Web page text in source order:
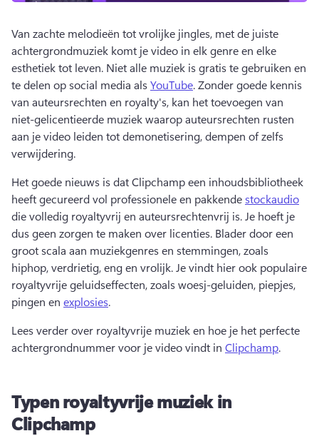
Van zachte melodieën tot vrolijke jingles, met de juiste
achtergrondmuziek komt je video in elk genre en elke
esthetiek tot leven. Niet alle muziek is gratis te gebruiken en
te delen op social media als YouTube. Zonder goede kennis
van auteursrechten en royalty's, kan het toevoegen van
niet-gelicentieerde muziek waarop auteursrechten rusten
aan je video leiden tot demonetisering, dempen of zelfs
verwijdering.
Het goede nieuws is dat Clipchamp een inhoudsbibliotheek
heeft gecureerd vol professionele en pakkende stockaudio
die volledig royaltyvrij en auteursrechtenvrij is. Je hoeft je
dus geen zorgen te maken over licenties. Blader door een
groot scala aan muziekgenres en stemmingen, zoals
hiphop, verdrietig, eng en vrolijk. Je vindt hier ook populaire
royaltyvrije geluidseffecten, zoals woesj-geluiden, piepjes,
pingen en explosies.
Lees verder over royaltyvrije muziek en hoe je het perfecte
achtergrondnummer voor je video vindt in Clipchamp.
Typen royaltyvrije muziek in
Clipchamp